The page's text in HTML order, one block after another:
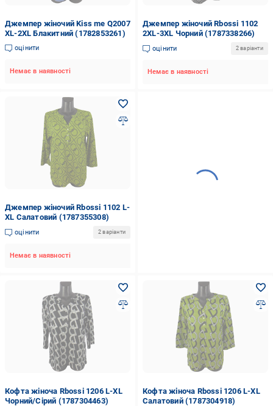
Джемпер жіночий Kiss me Q2007
XL-2XL Блакитний (1782853261)
оцінити
Немає в наявності
Джемпер жіночий Rbossi 1102
2XL-3XL Чорний (1787338266)
оцінити 2 варіанти
Немає в наявності
Джемпер жіночий Rbossi 1102 L-
XL Салатовий (1787355308)
оцінити 2 варіанти
Немає в наявності
Кофта жіноча Rbossi 1206 L-XL
Чорний/Сірий (1787304463)
Кофта жіноча Rbossi 1206 L-XL
Салатовий (1787304918)